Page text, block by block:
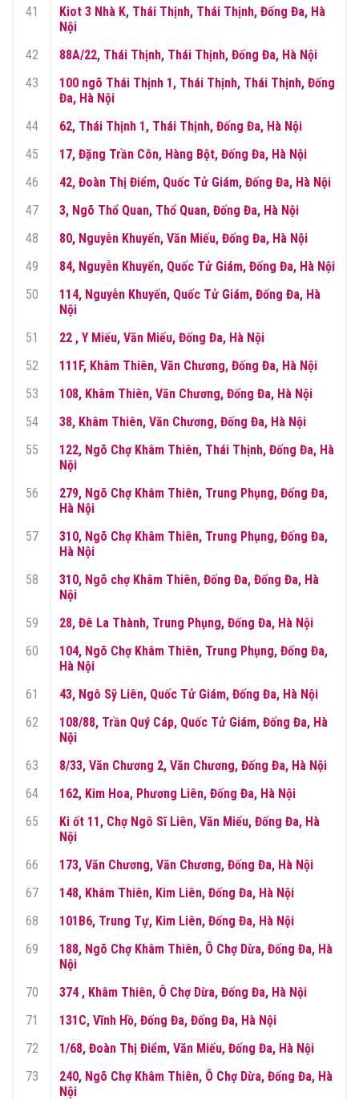
41
Kiot 3 Nhà K, Thái Thịnh, Thái Thịnh, Đống Đa, Hà
Nội
42
88A/22, Thái Thịnh, Thái Thịnh, Đống Đa, Hà Nội
43
100 ngõ Thái Thịnh 1, Thái Thịnh, Thái Thịnh, Đống
Đa, Hà Nội
44
62, Thái Thịnh 1, Thái Thịnh, Đống Đa, Hà Nội
45
17, Đặng Trần Côn, Hàng Bột, Đống Đa, Hà Nội
46
42, Đoàn Thị Điểm, Quốc Tử Giám, Đống Đa, Hà Nội
47
3, Ngõ Thổ Quan, Thổ Quan, Đống Đa, Hà Nội
48
80, Nguyễn Khuyến, Văn Miếu, Đống Đa, Hà Nội
49
84, Nguyễn Khuyến, Quốc Tử Giám, Đống Đa, Hà Nội
50
114, Nguyễn Khuyến, Quốc Tử Giám, Đống Đa, Hà
Nội
51
22 , Y Miếu, Văn Miếu, Đống Đa, Hà Nội
52
111F, Khâm Thiên, Văn Chương, Đống Đa, Hà Nội
53
108, Khâm Thiên, Văn Chương, Đống Đa, Hà Nội
54
38, Khâm Thiên, Văn Chương, Đống Đa, Hà Nội
55
122, Ngõ Chợ Khâm Thiên, Thái Thịnh, Đống Đa, Hà
Nội
56
279, Ngõ Chợ Khâm Thiên, Trung Phụng, Đống Đa,
Hà Nội
57
310, Ngõ Chợ Khâm Thiên, Trung Phụng, Đống Đa,
Hà Nội
58
310, Ngõ chợ Khâm Thiên, Đống Đa, Đống Đa, Hà
Nội
59
28, Đê La Thành, Trung Phụng, Đống Đa, Hà Nội
60
104, Ngõ Chợ Khâm Thiên, Trung Phụng, Đống Đa,
Hà Nội
61
43, Ngô Sỹ Liên, Quốc Tử Giám, Đống Đa, Hà Nội
62
108/88, Trần Quý Cáp, Quốc Tử Giám, Đống Đa, Hà
Nội
63
8/33, Văn Chương 2, Văn Chương, Đống Đa, Hà Nội
64
162, Kim Hoa, Phương Liên, Đống Đa, Hà Nội
65
Ki ốt 11, Chợ Ngô Sĩ Liên, Văn Miếu, Đống Đa, Hà
Nội
66
173, Văn Chương, Văn Chương, Đống Đa, Hà Nội
67
148, Khâm Thiên, Kim Liên, Đống Đa, Hà Nội
68
101B6, Trung Tự, Kim Liên, Đống Đa, Hà Nội
69
188, Ngõ Chợ Khâm Thiên, Ô Chợ Dừa, Đống Đa, Hà
Nội
70
374 , Khâm Thiên, Ô Chợ Dừa, Đống Đa, Hà Nội
71
131C, Vĩnh Hồ, Đống Đa, Đống Đa, Hà Nội
72
1/68, Đoàn Thị Điểm, Văn Miếu, Đống Đa, Hà Nội
73
240, Ngõ Chợ Khâm Thiên, Ô Chợ Dừa, Đống Đa, Hà
Nội